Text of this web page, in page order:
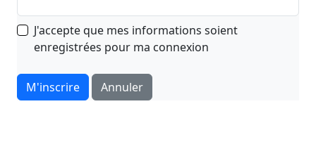
J'accepte que mes informations soient
enregistrées pour ma connexion
M'inscrire Annuler